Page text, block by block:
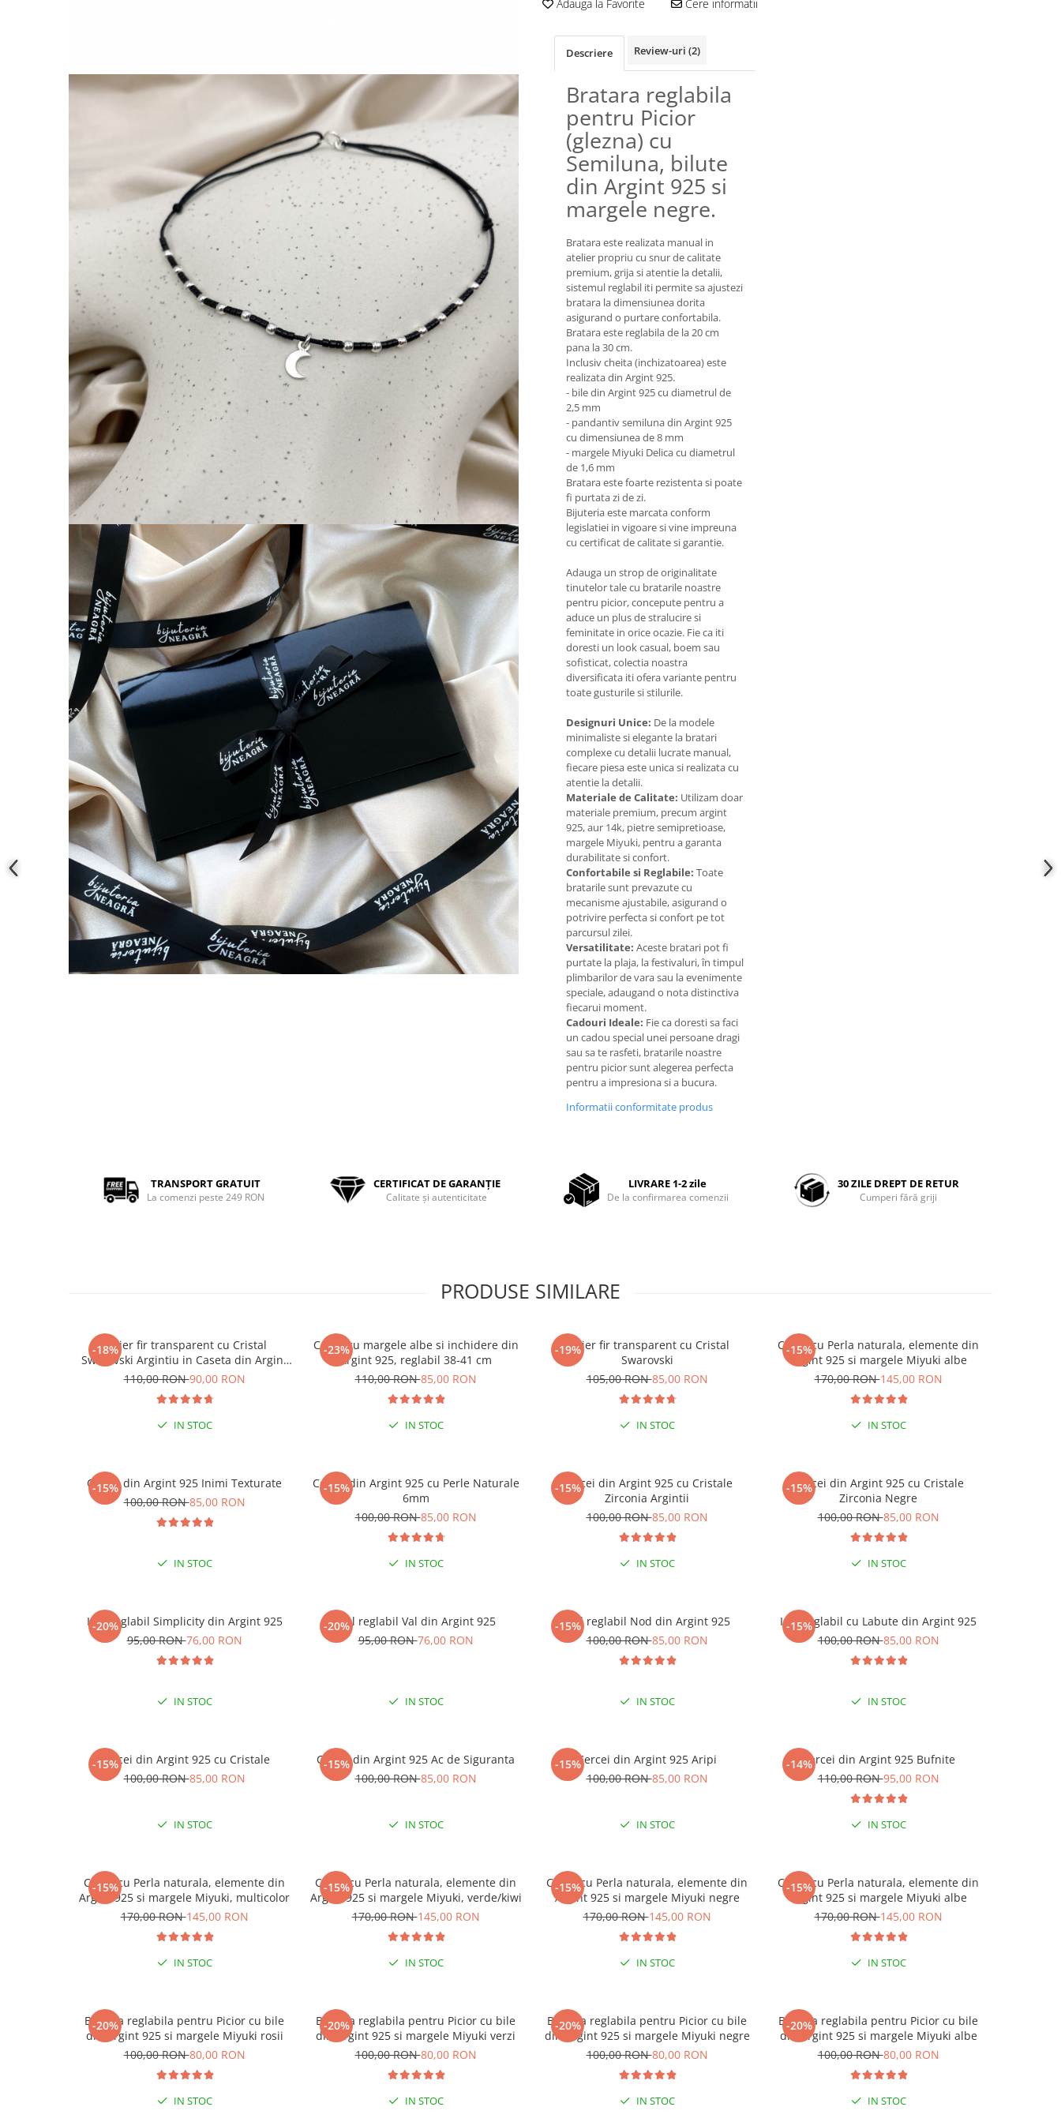
Lănțișoare cu Molecule
COLIERE ȘNUR REGLABIL
Coliere cu Cruce
Coliere cu Soare
Coliere cu Semilună
Coliere cu Zodii
Coliere cu Flori
Coliere cu Animale
Coliere cu Molecule
Coliere Diverse
BRĂȚĂRI CU ȘNUR REGLABIL
Brățări din Aur cu șnur reglabil
Brățări din Argint cu șnur reglabil
BRĂȚĂRI CU PIETRE SEMIPREȚIOASE
Brățări din Aur cu pietre
semiprețioase
Brățări din Argint cu pietre
Brățări elastice cu pietre
semiprețioase
BRĂȚĂRI DE PICIOR
Brățări de picior din Aur
Brățări de picior din Argint
Coliere cu mărgele colorate și
Coliere cu pietre semiprețioase
Adauga la Favorite Cere informatii
Descriere Review-uri (2)
Bratara reglabila
pentru Picior
(glezna) cu
Semiluna, bilute
din Argint 925 si
margele negre.
Bratara este realizata manual in
atelier propriu cu snur de calitate
premium, grija si atentie la detalii,
sistemul reglabil iti permite sa ajustezi
bratara la dimensiunea dorita
asigurand o purtare confortabila.
Bratara este reglabila de la 20 cm
pana la 30 cm.
Inclusiv cheita (inchizatoarea) este
realizata din Argint 925.
- bile din Argint 925 cu diametrul de
2,5 mm
- pandantiv semiluna din Argint 925
cu dimensiunea de 8 mm
- margele Miyuki Delica cu diametrul
de 1,6 mm
Bratara este foarte rezistenta si poate
fi purtata zi de zi.
Bijuteria este marcata conform
legislatiei in vigoare si vine impreuna
cu certificat de calitate si garantie.
Adauga un strop de originalitate
tinutelor tale cu bratarile noastre
pentru picior, concepute pentru a
aduce un plus de stralucire si
feminitate in orice ocazie. Fie ca iti
doresti un look casual, boem sau
sofisticat, colectia noastra
diversificata iti ofera variante pentru
toate gusturile si stilurile.
Designuri Unice: De la modele
minimaliste si elegante la bratari
complexe cu detalii lucrate manual,
fiecare piesa este unica si realizata cu
atentie la detalii.
Materiale de Calitate: Utilizam doar
materiale premium, precum argint
925, aur 14k, pietre semipretioase,
margele Miyuki, pentru a garanta
durabilitate si confort.
Confortabile si Reglabile: Toate
bratarile sunt prevazute cu
mecanisme ajustabile, asigurand o
potrivire perfecta si confort pe tot
parcursul zilei.
Versatilitate: Aceste bratari pot fi
purtate la plaja, la festivaluri, în timpul
plimbarilor de vara sau la evenimente
speciale, adaugand o nota distinctiva
fiecarui moment.
Cadouri Ideale: Fie ca doresti sa faci
un cadou special unei persoane dragi
sau sa te rasfeti, bratarile noastre
pentru picior sunt alegerea perfecta
pentru a impresiona si a bucura.
Informatii conformitate produs
TRANSPORT GRATUIT
La comenzi peste 249 RON
CERTIFICAT DE GARANȚIE
Calitate și autenticitate
LIVRARE 1-2 zile
De la confirmarea comenzii
30 ZILE DREPT DE RETUR
Cumperi fără griji
PRODUSE SIMILARE
-18%
Colier fir transparent cu Cristal
Swarovski Argintiu in Caseta din Argint
925
110,00 RON90,00 RON
IN STOC
-23%
-15% EXTRA REDUCERE CU CODUL
”VARA”
LA COMENZI DE MINIM 99 RON
Colier cu margele albe si inchidere din
Argint 925, reglabil 38-41 cm
110,00 RON85,00 RON
IN STOC
-19%
Colier fir transparent cu Cristal
Swarovski
105,00 RON85,00 RON
IN STOC
-15%
Colier cu Perla naturala, elemente din
Argint 925 si margele Miyuki albe
170,00 RON145,00 RON
IN STOC
-15%
Cercei din Argint 925 Inimi Texturate
100,00 RON85,00 RON
IN STOC
-15%
Cercei din Argint 925 cu Perle Naturale
6mm
100,00 RON85,00 RON
IN STOC
-15%
Cercei din Argint 925 cu Cristale
Zirconia Argintii
100,00 RON85,00 RON
IN STOC
-15%
Cercei din Argint 925 cu Cristale
Zirconia Negre
100,00 RON85,00 RON
IN STOC
-20%
Inel reglabil Simplicity din Argint 925
95,00 RON76,00 RON
IN STOC
-20%Inel reglabil Val din Argint 925
95,00 RON76,00 RON
IN STOC
-15%
Inel reglabil Nod din Argint 925
100,00 RON85,00 RON
IN STOC
-15%
Inel reglabil cu Labute din Argint 925
100,00 RON85,00 RON
IN STOC
-15%
Cercei din Argint 925 cu Cristale
100,00 RON85,00 RON
IN STOC
-15%
Cercei din Argint 925 Ac de Siguranta
100,00 RON85,00 RON
IN STOC
-15%Cercei din Argint 925 Aripi
100,00 RON85,00 RON
IN STOC
-14%Cercei din Argint 925 Bufnite
110,00 RON95,00 RON
IN STOC
-15%
Colier cu Perla naturala, elemente din
Argint 925 si margele Miyuki, multicolor
170,00 RON145,00 RON
IN STOC
-15%
Colier cu Perla naturala, elemente din
Argint 925 si margele Miyuki, verde/kiwi
170,00 RON145,00 RON
IN STOC
-15%
-15% EXTRA REDUCERE CU CODUL
”VARA”
LA COMENZI DE MINIM 99 RON
Colier cu Perla naturala, elemente din
Argint 925 si margele Miyuki negre
170,00 RON145,00 RON
IN STOC
-15%
Colier cu Perla naturala, elemente din
Argint 925 si margele Miyuki albe
170,00 RON145,00 RON
IN STOC
-20%
Bratara reglabila pentru Picior cu bile
din Argint 925 si margele Miyuki rosii
100,00 RON80,00 RON
IN STOC
-20%
Bratara reglabila pentru Picior cu bile
din Argint 925 si margele Miyuki verzi
100,00 RON80,00 RON
IN STOC
-20%
Bratara reglabila pentru Picior cu bile
din Argint 925 si margele Miyuki negre
100,00 RON80,00 RON
IN STOC
-20%
Bratara reglabila pentru Picior cu bile
din Argint 925 si margele Miyuki albe
100,00 RON80,00 RON
IN STOC